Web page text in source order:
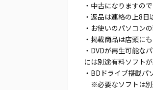
・中古になりますの
・返品は連絡の上8
・お使いのパソコン
・掲載商品は店頭に
・DVDが再生可能な
には別途有料ソフト
・BDドライブ搭載パ
※必要なソフトは別